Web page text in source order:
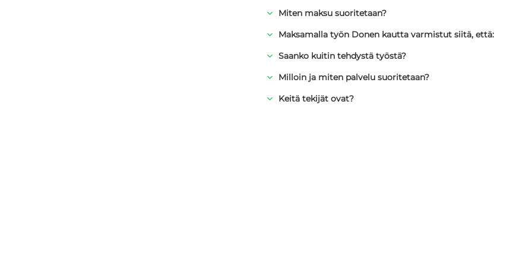
Miten maksu suoritetaan?
Maksamalla työn Donen kautta varmistut siitä, että:
Saanko kuitin tehdystä työstä?
Milloin ja miten palvelu suoritetaan?
Keitä tekijät ovat?